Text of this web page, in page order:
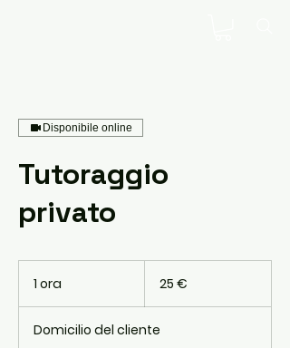
Disponibile online
Tutoraggio
privato
1 ora 25 €
Domicilio del cliente